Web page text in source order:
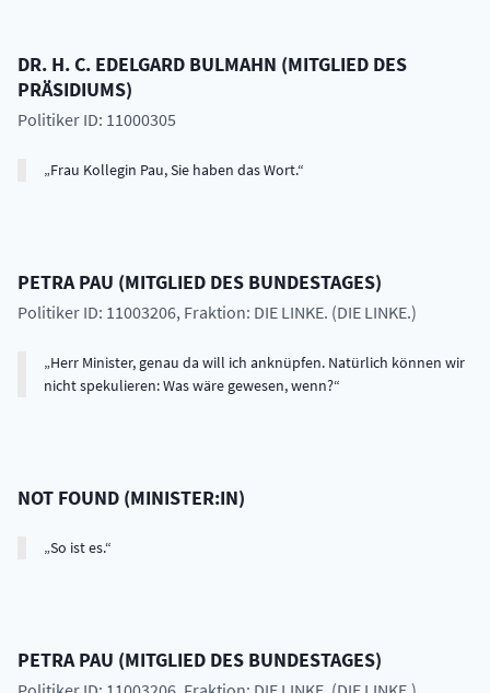
DR. H. C. EDELGARD BULMAHN (MITGLIED DES
PRÄSIDIUMS)
Politiker ID: 11000305
Frau Kollegin Pau, Sie haben das Wort.
PETRA PAU (MITGLIED DES BUNDESTAGES)
Politiker ID: 11003206, Fraktion: DIE LINKE. (DIE LINKE.)
Herr Minister, genau da will ich anknüpfen. Natürlich können wir
nicht spekulieren: Was wäre gewesen, wenn?
NOT FOUND (MINISTER:IN)
So ist es.
PETRA PAU (MITGLIED DES BUNDESTAGES)